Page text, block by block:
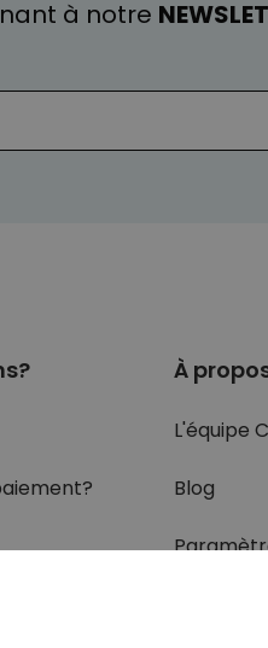
à notre
À
L'équipe
Blog